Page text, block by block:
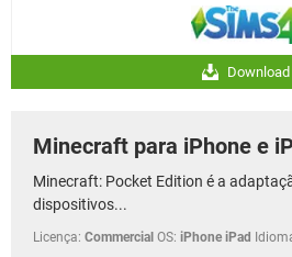
Download
Minecraft para iPhone e
Minecraft: Pocket Edition é a
dispositivos...
Licença: Commercial OS: iPhone iPad